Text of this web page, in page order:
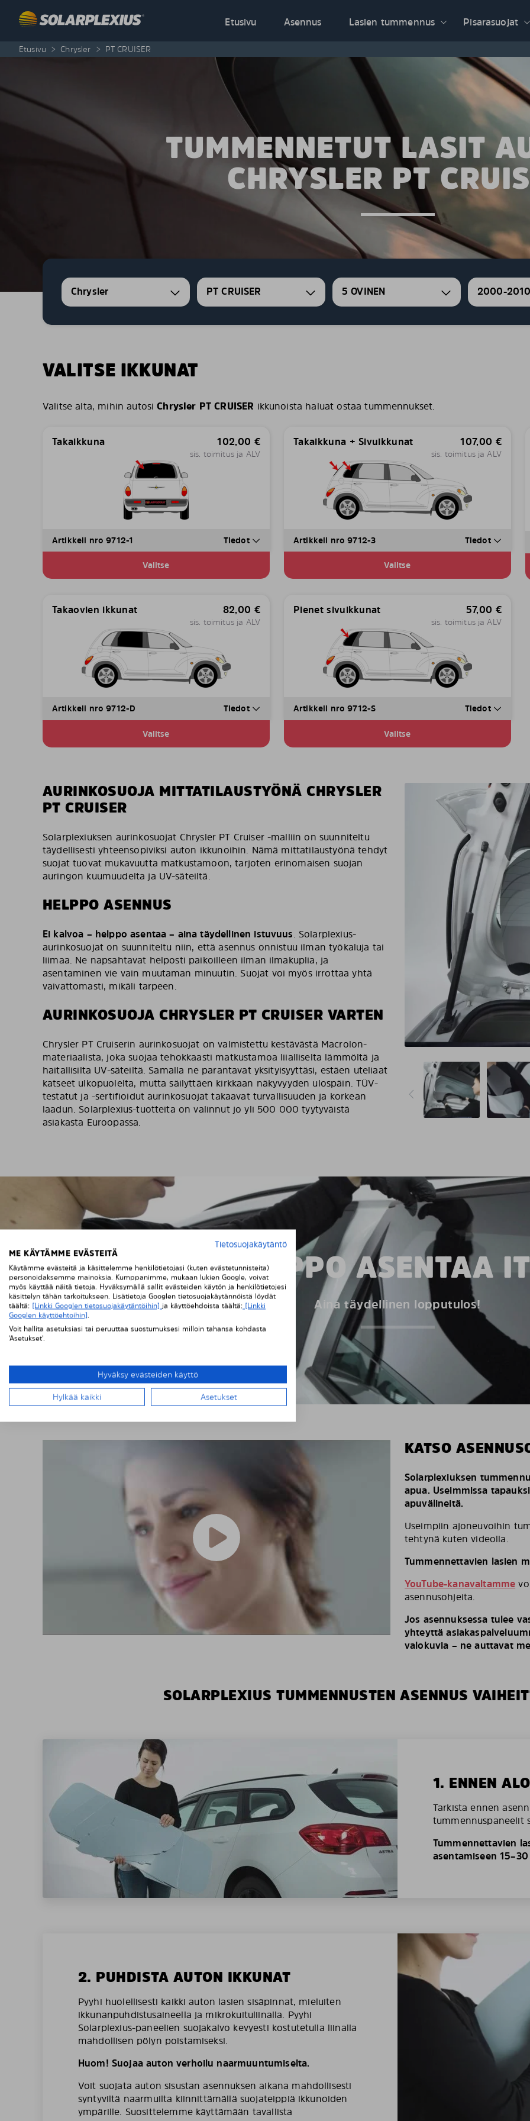
Etusivu
Asennus Lasien tummennus Pisarasuojat
Etusivu > Chrysler > PT CRUISER
TUMMENNETUT LASIT
CHRYSLER PT
Chrysler PT CRUISER 5 OVINEN 2000-
VALITSE IKKUNAT
Valitse alta, mihin autosiChrysler PT CRUISER ikkunoista haluat ostaa tummennukset.
Takaikkuna 102,00 €
sis. toimitus ja ALV
Artikkeli nro 9712-1 Tiedot
Valitse
Takaikkuna + Sivuikkunat 107,00 €
sis. toimitus ja ALV
Artikkeli nro 9712-3 Tiedot
Valitse
Takaovien ikkunat 82,00 €
sis. toimitus ja ALV
Artikkeli nro 9712-D Tiedot
Valitse
Pienet sivuikkunat 57,00 €
sis. toimitus ja ALV
Artikkeli nro 9712-S Tiedot
Valitse
AURINKOSUOJA MITTATILAUSTYÖNÄ CHRYSLER
PT CRUISER
Solarplexiuksen aurinkosuojat Chrysler PT Cruiser -malliin on suunniteltu
täydellisesti yhteensopiviksi auton ikkunoihin. Nämä mittatilaustyönä tehdyt
suojat tuovat mukavuutta matkustamoon, tarjoten erinomaisen suojan
auringon kuumuudelta ja UV-säteiltä.
HELPPO ASENNUS
Ei kalvoa – helppo asentaa – aina täydellinen istuvuus. Solarplexius-
aurinkosuojat on suunniteltu niin, että asennus onnistuu ilman työkaluja tai
liimaa. Ne napsahtavat helposti paikoilleen ilman ilmakuplia, ja
asentaminen vie vain muutaman minuutin. Suojat voi myös irrottaa yhtä
vaivattomasti, mikäli tarpeen.
AURINKOSUOJA CHRYSLER PT CRUISER VARTEN
Chrysler PT Cruiserin aurinkosuojat on valmistettu kestävästä Macrolon-
materiaalista, joka suojaa tehokkaasti matkustamoa liialliselta lämmöltä ja
haitallisilta UV-säteiltä. Samalla ne parantavat yksityisyyttäsi, estäen uteliaat
katseet ulkopuolelta, mutta säilyttäen kirkkaan näkyvyyden ulospäin. TÜV-
testatut ja -sertifioidut aurinkosuojat takaavat turvallisuuden ja korkean
laadun. Solarplexius-tuotteita on valinnut jo yli 500 000 tyytyväistä
asiakasta Euroopassa.
HELPPO ASENTAA
Aina täydellinen lopputulos!
KATSO
Solarplexiuksen
apua. Useimmissa
apuvälineitä.
Useimpiin ajoneuvoihin
tehtynä kuten videolla.
Tummennettavien lasien
YouTube-kanavaltamme
asennusohjeita.
Jos asennuksessa tulee
yhteyttä
valokuvia – ne auttavat
SOLARPLEXIUS TUMMENNUSTEN ASENNUS
1. ENNEN
Tarkista ennen
tummennuspaneelit
Tummennettavien
asentamiseen
2. PUHDISTA AUTON IKKUNAT
Pyyhi huolellisesti kaikki auton lasien sisäpinnat, mieluiten
ikkunanpuhdistusaineella ja mikrokuituliinalla. Pyyhi
Solarplexius-paneelien suojakalvo kevyesti kostutetulla liinalla
mahdollisen pölyn poistamiseksi.
Huom! Suojaa auton verhoilu naarmuuntumiselta.
Voit suojata auton sisustan asennuksen aikana mahdollisesti
syntyviltä naarmuilta kiinnittämällä suojateippiä ikkunoiden
ympärille. Suosittelemme käyttämään tavallista
Tietosuojakäytäntö
ME KÄYTÄMME EVÄSTEITÄ
Käytämme evästeitä ja käsittelemme henkilötietojasi (kuten evästetunnisteita)
personoidaksemme mainoksia. Kumppanimme, mukaan lukien Google, voivat
myös käyttää näitä tietoja. Hyväksymällä sallit evästeiden käytön ja henkilötietojesi
käsittelyn tähän tarkoitukseen. Lisätietoja Googlen tietosuojakäytännöistä löydät
täältä: [Linkki Googlen tietosuojakäytäntöihin]ja käyttöehdoista täältä: [Linkki
Googlen käyttöehtoihin].
Voit hallita asetuksiasi tai peruuttaa suostumuksesi milloin tahansa kohdasta
'Asetukset'.
Hyväksy evästeiden käyttö
Hylkää kaikki Asetukset